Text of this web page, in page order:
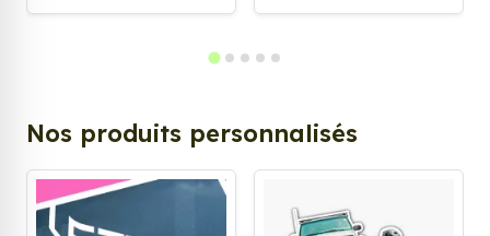
Nos produits personnalisés